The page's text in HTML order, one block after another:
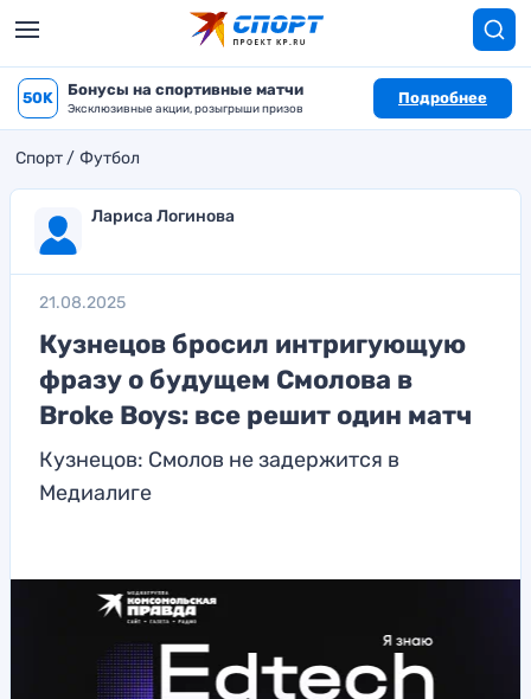
50K Бонусы на спортивные матчи
Эксклюзивные акции, розыгрыши призов
Подробнее
Спорт Футбол
Лариса Логинова
21.08.2025
Кузнецов бросил интригующую
фразу о будущем Смолова в
Broke Boys: все решит один матч
Кузнецов: Смолов не задержится в
Медиалиге